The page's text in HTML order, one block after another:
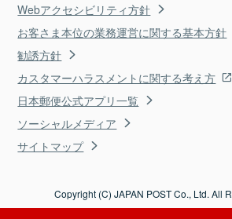
Webアクセシビリティ方針
お客さま本位の業務運営に関する基本方針
勧誘方針
カスタマーハラスメントに関する考え方
日本郵便公式アプリ一覧
ソーシャルメディア
サイトマップ
Copyright (C) JAPAN POST Co., Ltd. All